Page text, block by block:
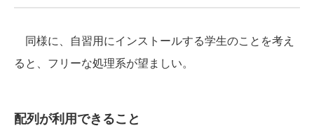
同様に、自習用にインストールする学生のことを考え
ると、フリーな処理系が望ましい。
配列が利用できること